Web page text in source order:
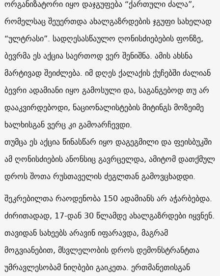
ორგანიზატორი იყო დაჯგუფება “ქართული ძალა”,
რომელსაც შეუერთდა ახალგაზრდების ჯგუფი სახელად
“ულტრასი”. სადღესასწაულო ღონისძიებების ფონზე,
ბევრმა ეს აქცია საერთოდ ვერ შენიშნა. ამის ახსნა
მარტივად შეიძლება. იმ დღეს ქალაქის ქუჩებში ძალიან
ბევრი ადამიანი იყო გამოსული და, საგანგებოდ თუ არ
დააკვირდებოდი, ნაციონალისტების მიტინგს მოზეიმე
ხალხისგან ვერც კი გამოარჩევდი.
თუმცა ეს აქცია წინასწარ იყო დაგეგმილი და ფეისბუკში
ამ ღონისძიების ანონსიც გავრცელდა, ამიტომ დათქმულ
დროს შოთა რუსთაველის ძეგლთან გამოვცხადდი.
შეკრებილთა რაოდენობა 150 ადამიანს არ აჭარბებდა.
ძირითადად, 17-დან 30 წლამდე ახალგაზრდები იყვნენ.
თავიდან სახეებს არავინ იფარავდა, მაგრამ
მოგვიანებით, მსვლელობის დროს დემონსტრანტთა
უმრავლესობამ ნიღბები გაიკეთა. ერთმანეთისგან